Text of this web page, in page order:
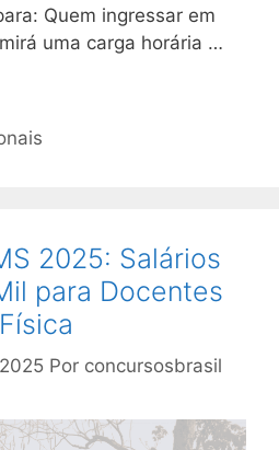
Quem ingressar em
uma carga horária …
2025: Salários
para Docentes
Por concursosbrasil